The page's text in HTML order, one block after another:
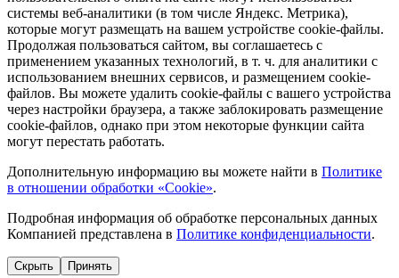
системы веб-аналитики (в том числе Яндекс. Метрика),
которые могут размещать на вашем устройстве cookie-файлы.
Продолжая пользоваться сайтом, вы соглашаетесь с
применением указанных технологий, в т. ч. для аналитики с
использованием внешних сервисов, и размещением cookie-
файлов. Вы можете удалить cookie-файлы с вашего устройства
через настройки браузера, а также заблокировать размещение
cookie-файлов, однако при этом некоторые функции сайта
могут перестать работать.
Дополнительную информацию вы можете найти в Политике
в отношении обработки «Cookie».
Подробная информация об обработке персональных данных
Компанией представлена в Политике конфиденциальности.
Скрыть Принять